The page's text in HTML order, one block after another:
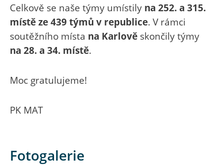
Celkově se naše týmy umístily na 252. a 315.
místě ze 439 týmů v republice. V rámci
soutěžního místa na Karlově skončily týmy
na 28. a 34. místě.
Moc gratulujeme!
PK MAT
Fotogalerie